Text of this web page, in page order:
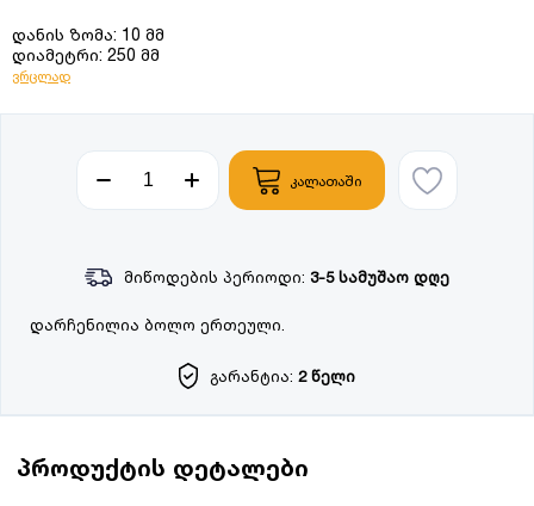
დანის ზომა: 10 მმ
დიამეტრი: 250 მმ
ვრცლად
კალათაში
მიწოდების პერიოდი: 3-5 სამუშაო დღე
დარჩენილია ბოლო ერთეული.
გარანტია: 2 წელი
პროდუქტის დეტალები